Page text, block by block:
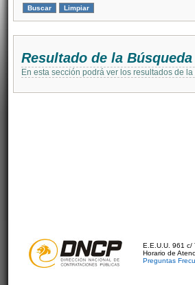
Resultado de la Búsqueda
En esta sección podrá ver los resultados de
E.E.U.U. 961 c/
Horario de
Preguntas